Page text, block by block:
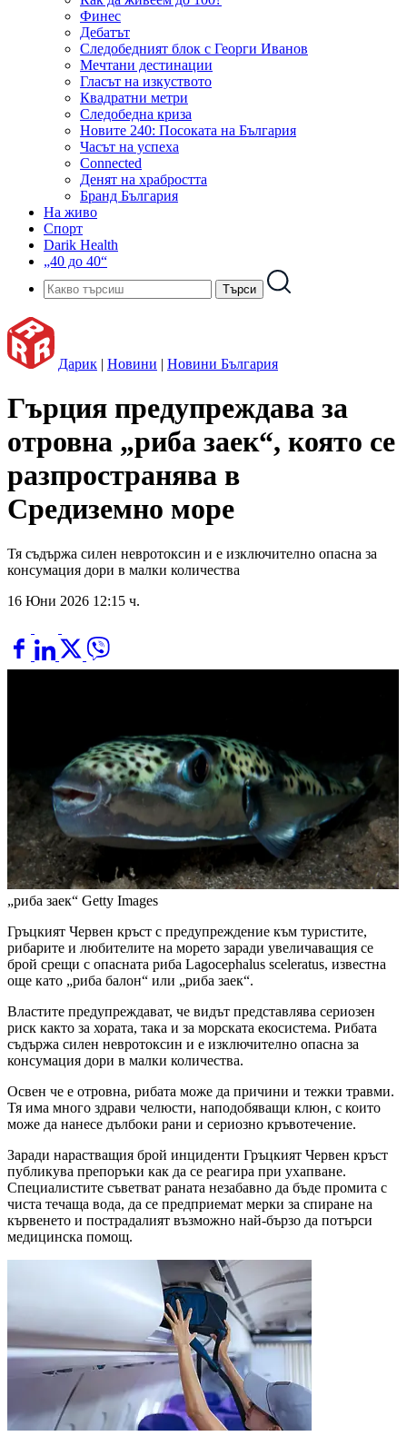
Финес
Дебатът
Следобедният блок с Георги Иванов
Мечтани дестинации
Гласът на изкуството
Квадратни метри
Следобедна криза
Новите 240: Посоката на България
Часът на успеха
Connected
Денят на храбростта
Бранд България
На живо
Спорт
Darik Health
„40 до 40“
Дарик | Новини | Новини България
Гърция предупреждава за
отровна „риба заек“, която се
разпространява в
Средиземно море
Тя съдържа силен невротоксин и е изключително опасна за
консумация дори в малки количества
16 Юни 2026 12:15 ч.
„риба заек“ Getty Images
Гръцкият Червен кръст с предупреждение към туристите,
рибарите и любителите на морето заради увеличаващия се
брой срещи с опасната риба Lagocephalus sceleratus, известна
още като „риба балон“ или „риба заек“.
Властите предупреждават, че видът представлява сериозен
риск както за хората, така и за морската екосистема. Рибата
съдържа силен невротоксин и е изключително опасна за
консумация дори в малки количества.
Освен че е отровна, рибата може да причини и тежки травми.
Тя има много здрави челюсти, наподобяващи клюн, с които
може да нанесе дълбоки рани и сериозно кръвотечение.
Заради нарастващия брой инциденти Гръцкият Червен кръст
публикува препоръки как да се реагира при ухапване.
Специалистите съветват раната незабавно да бъде промита с
чиста течаща вода, да се предприемат мерки за спиране на
кървенето и пострадалият възможно най-бързо да потърси
медицинска помощ.